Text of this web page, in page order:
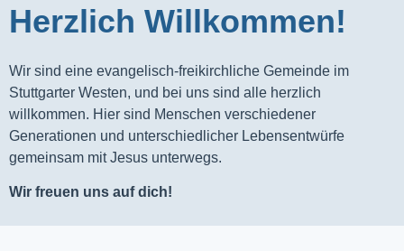
Herzlich Willkommen!
Wir sind eine evangelisch-freikirchliche Gemeinde im
Stuttgarter Westen, und bei uns sind alle herzlich
willkommen. Hier sind Menschen verschiedener
Generationen und unterschiedlicher Lebensentwürfe
gemeinsam mit Jesus unterwegs.
Wir freuen uns auf dich!